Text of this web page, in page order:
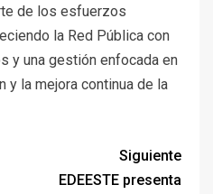
de los esfuerzos
la Red Pública con
y una gestión enfocada en
y la mejora continua de la
Siguiente
EDEESTE presenta